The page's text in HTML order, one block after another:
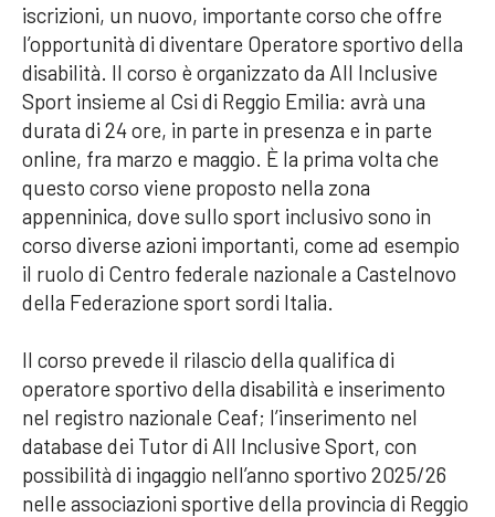
iscrizioni, un nuovo, importante corso che offre
l’opportunità di diventare Operatore sportivo della
disabilità. Il corso è organizzato da All Inclusive
Sport insieme al Csi di Reggio Emilia: avrà una
durata di 24 ore, in parte in presenza e in parte
online, fra marzo e maggio. È la prima volta che
questo corso viene proposto nella zona
appenninica, dove sullo sport inclusivo sono in
corso diverse azioni importanti, come ad esempio
il ruolo di Centro federale nazionale a Castelnovo
della Federazione sport sordi Italia.
Il corso prevede il rilascio della qualifica di
operatore sportivo della disabilità e inserimento
nel registro nazionale Ceaf; l’inserimento nel
database dei Tutor di All Inclusive Sport, con
possibilità di ingaggio nell’anno sportivo 2025/26
nelle associazioni sportive della provincia di Reggio